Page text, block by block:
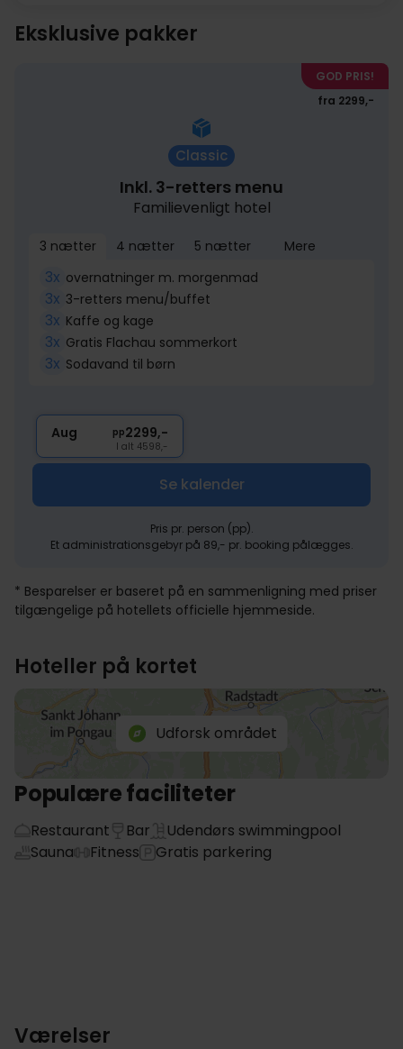
Eksklusive pakker
GOD PRIS!
fra 2299,-
Classic
Inkl. 3-retters menu
Familievenligt hotel
3 nætter 4 nætter 5 nætter Mere
3x overnatninger m. morgenmad
3x 3-retters menu/buffet
3x Kaffe og kage
3x Gratis Flachau sommerkort
3x Sodavand til børn
Aug pp2299,-
I alt 4598,-
Se kalender
Pris pr. person (pp).
Et administrationsgebyr på 89,- pr. booking pålægges.
* Besparelser er baseret på en sammenligning med priser
tilgængelige på hotellets officielle hjemmeside.
Hoteller på kortet
Udforsk området
Populære faciliteter
Restaurant Bar
Udendørs swimmingpool
Sauna
Fitness Gratis parkering
Værelser